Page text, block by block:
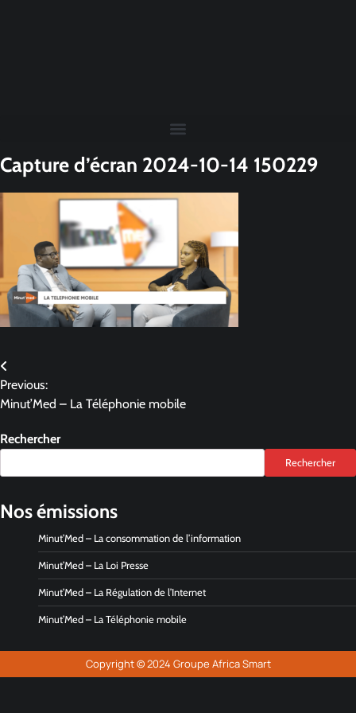
Capture d’écran 2024-10-14 150229
Previous:
Minut’Med – La Téléphonie mobile
Rechercher
Rechercher
Nos émissions
Minut’Med – La consommation de l’information
Minut’Med – La Loi Presse
Minut’Med – La Régulation de l’Internet
Minut’Med – La Téléphonie mobile
Copyright © 2024 Groupe Africa Smart